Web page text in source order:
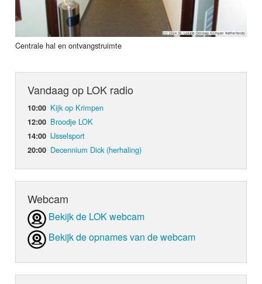
Centrale hal en ontvangstruimte
Vandaag op LOK radio
10:00 Kijk op Krimpen
12:00 Broodje LOK
14:00 IJsselsport
20:00 Decennium Dick (herhaling)
Webcam
Bekijk de LOK webcam
Bekijk de opnames van de webcam